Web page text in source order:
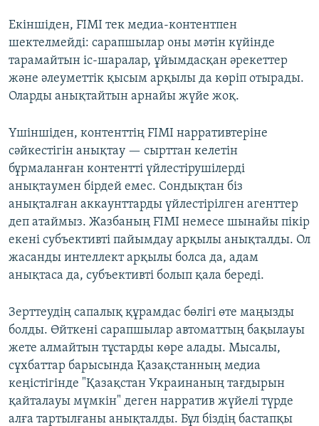
Екіншіден, FIMI тек медиа-контентпен
шектелмейді: сарапшылар оны мәтін күйінде
тарамайтын іс-шаралар, ұйымдасқан әрекеттер
және әлеуметтік қысым арқылы да көріп отырады.
Оларды анықтайтын арнайы жүйе жоқ.
Үшіншіден, контенттің FIMI нарративтеріне
сәйкестігін анықтау — сырттан келетін
бұрмаланған контентті үйлестірушілерді
анықтаумен бірдей емес. Сондықтан біз
анықталған аккаунттарды үйлестірілген агенттер
деп атаймыз. Жазбаның FIMI немесе шынайы пікір
екені субъективті пайымдау арқылы анықталды. Ол
жасанды интеллект арқылы болса да, адам
анықтаса да, субъективті болып қала береді.
Зерттеудің сапалық құрамдас бөлігі өте маңызды
болды. Өйткені сарапшылар автоматтың бақылауы
жете алмайтын тұстарды көре алады. Мысалы,
сұхбаттар барысында Қазақстанның медиа
кеңістігінде "Қазақстан Украинаның тағдырын
қайталауы мүмкін" деген нарратив жүйелі түрде
алға тартылғаны анықталды. Бұл біздің бастапқы